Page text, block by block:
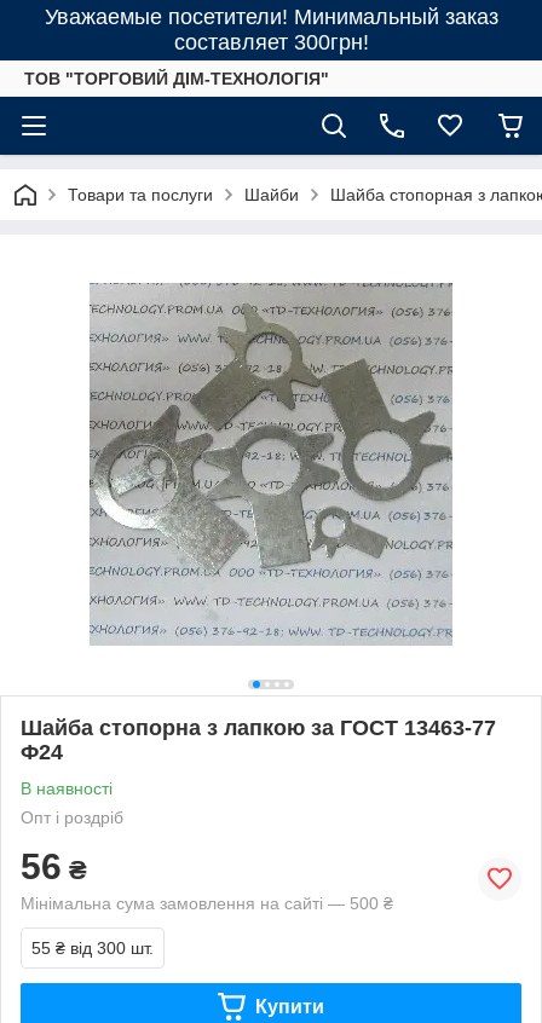
Уважаемые посетители! Минимальный заказ
составляет 300грн!
ТОВ "ТОРГОВИЙ ДІМ-ТЕХНОЛОГІЯ"
Товари та послуги Шайби Шайба стопорная з
Шайба стопорна з лапкою за ГОСТ 13463-77
Ф24
В наявності
Опт і роздріб
56 ₴
Мінімальна сума замовлення на сайті — 500 ₴
55 ₴ від 300 шт.
Купити